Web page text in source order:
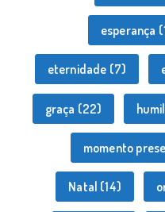
esperança
eternidade (7)
graça (22)
momento
Natal (14)